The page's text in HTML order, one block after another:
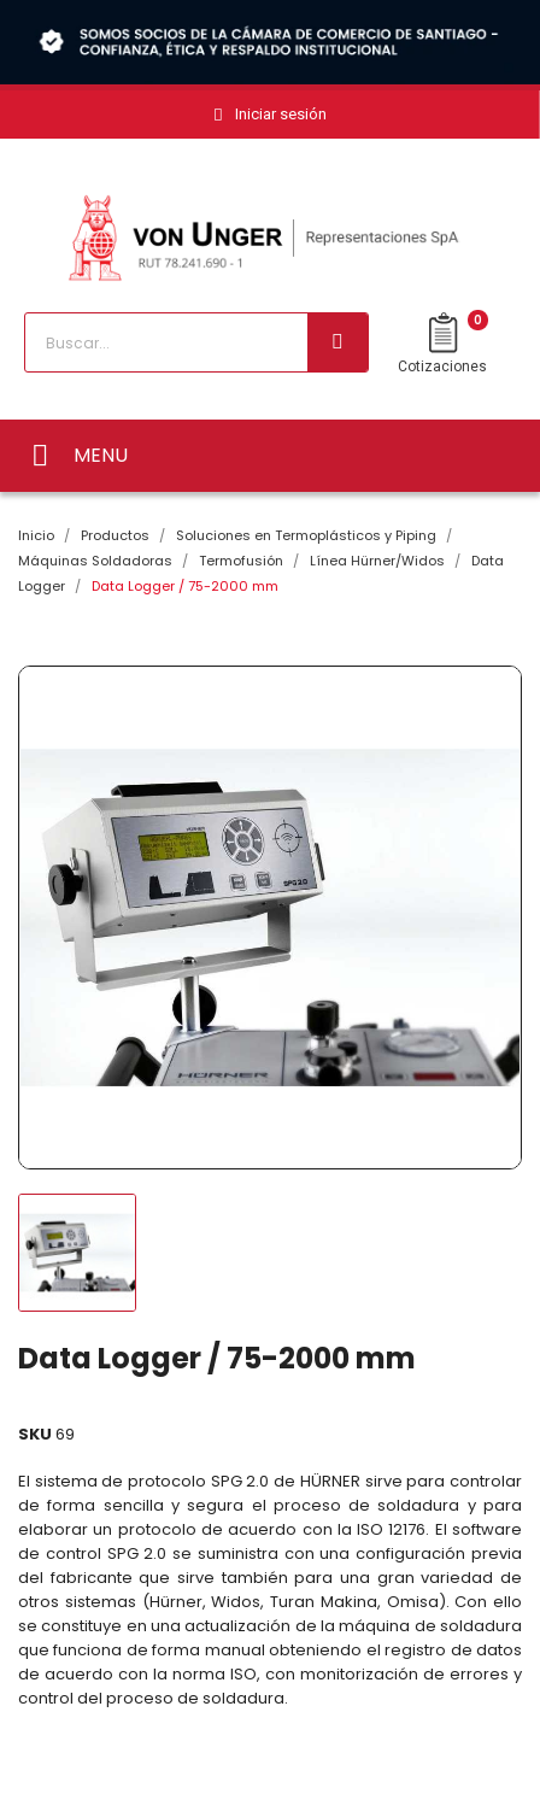
Iniciar sesión
0
Cotizaciones
MENU
Inicio Productos
Soluciones en Termoplásticos y Piping
Máquinas Soldadoras
Termofusión Línea Hürner/Widos
Data
Logger
Data Logger / 75-2000 mm
Data Logger / 75-2000 mm
SKU 69
El sistema de protocolo SPG 2.0 de HÜRNER sirve para controlar
de forma sencilla y segura el proceso de soldadura y para
elaborar un protocolo de acuerdo con la ISO 12176. El software
de control SPG 2.0 se suministra con una configuración previa
del fabricante que sirve también para una gran variedad de
otros sistemas (Hürner, Widos, Turan Makina, Omisa). Con ello
se constituye en una actualización de la máquina de soldadura
que funciona de forma manual obteniendo el registro de datos
de acuerdo con la norma ISO, con monitorización de errores y
control del proceso de soldadura.